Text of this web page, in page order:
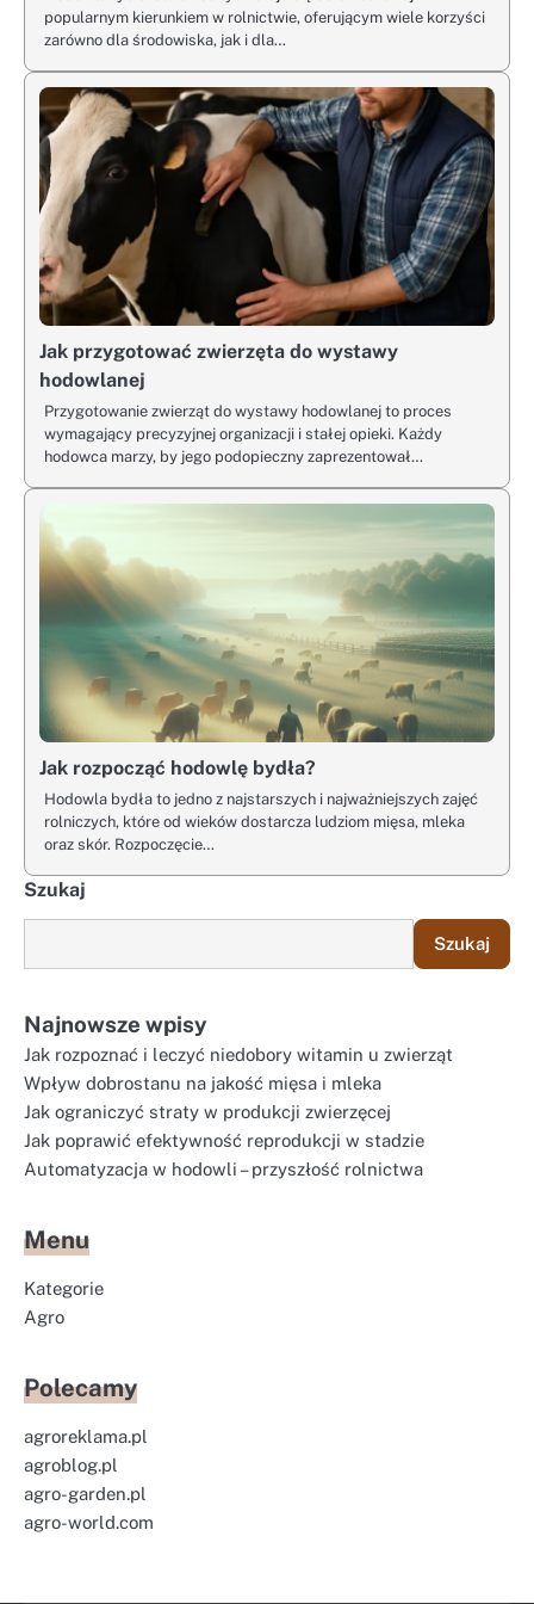
popularnym kierunkiem w rolnictwie, oferującym wiele korzyści
zarówno dla środowiska, jak i dla…
Jak przygotować zwierzęta do wystawy
hodowlanej
Przygotowanie zwierząt do wystawy hodowlanej to proces
wymagający precyzyjnej organizacji i stałej opieki. Każdy
hodowca marzy, by jego podopieczny zaprezentował…
Jak rozpocząć hodowlę bydła?
Hodowla bydła to jedno z najstarszych i najważniejszych zajęć
rolniczych, które od wieków dostarcza ludziom mięsa, mleka
oraz skór. Rozpoczęcie…
Szukaj
Szukaj
Najnowsze wpisy
Jak rozpoznać i leczyć niedobory witamin u zwierząt
Wpływ dobrostanu na jakość mięsa i mleka
Jak ograniczyć straty w produkcji zwierzęcej
Jak poprawić efektywność reprodukcji w stadzie
Automatyzacja w hodowli – przyszłość rolnictwa
Menu
Kategorie
Agro
Polecamy
agroreklama.pl
agroblog.pl
agro-garden.pl
agro-world.com